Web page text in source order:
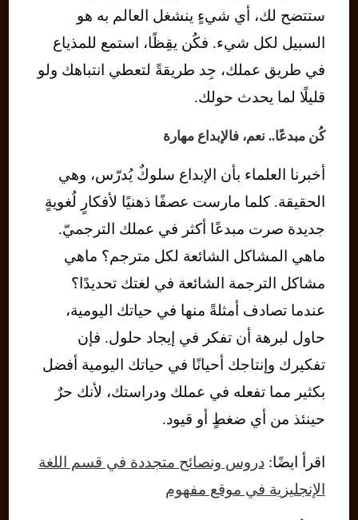
ستتضح لك، أي شيءٍ ينشغل العالم به هو
السبيل لكل شيء. فكُن يقِظًا، استمع للمذياع
في طريق عملك، جِد طريقةً لتعطي انتباهك ولو
قليلًا لما يحدث حولك.
كُن مبدعًا.. نعم، فالإبداع مهارة
أخبرنا العلماء بأن الإبداع سلوكٌ يُدرّس، وهي
الحقيقة. كلما مارست عصفًا ذهنيًا لأفكارٍ لُغويةٍ
جديدة صرت مبدعًا أكثر في عملك الترجميّ.
ماهي المشاكل الشائعة لكل مترجم؟ ماهي
مشاكل الترجمة الشائعة في لغتك تحديدًا؟
عندما تصادف أمثلةً منها في حياتك اليومية،
حاول لبرهة أن تفكر في إيجاد حلول. فإن
تفكيرك وإنتاجك أحيانًا في حياتك اليومية أفضل
بكثير مما تفعله في عملك ودراستك، لأنك حرٌ
حينئذ من أي ضغطٍ أو قيود.
اقرأ ايضًا:دروس ونصائح متجددة في قسم اللغة
الإنجليزية في موقع مفهوم